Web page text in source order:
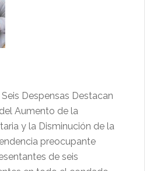
Despensas Destacan
Aumento de la
y la Disminución de la
preocupante
de seis